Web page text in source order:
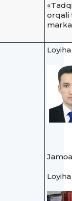
orqali